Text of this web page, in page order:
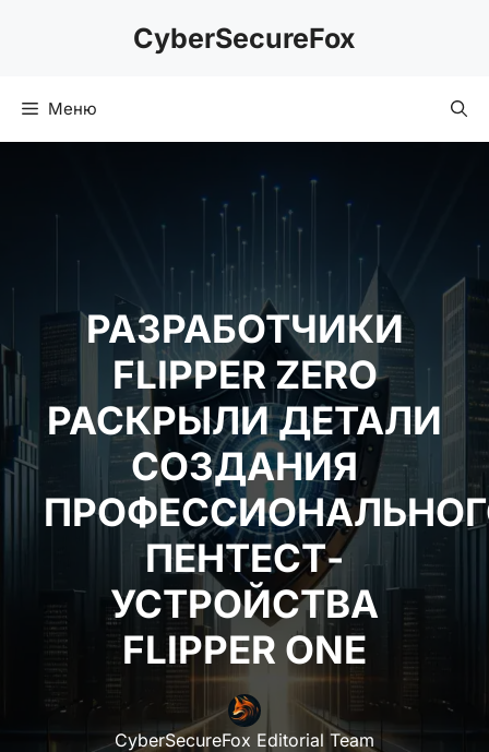
CyberSecureFox
Меню
РАЗРАБОТЧИКИ
FLIPPER ZERO
РАСКРЫЛИ ДЕТАЛИ
СОЗДАНИЯ
ПЕНТЕСТ-
УСТРОЙСТВА
FLIPPER ONE
CyberSecureFox Editorial Team